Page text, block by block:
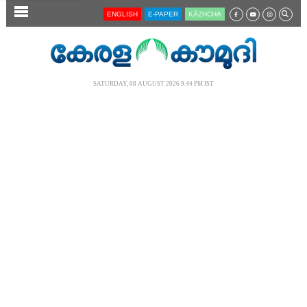
SECTIONS ENGLISH E-PAPER KĀZHCHA
SATURDAY, 08 AUGUST 2026 9.44 PM IST